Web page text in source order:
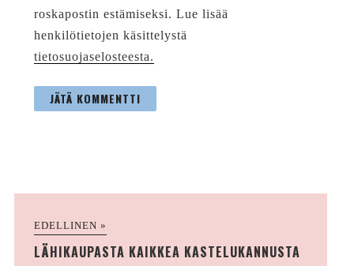
roskapostin estämiseksi. Lue lisää
henkilötietojen käsittelystä
tietosuojaselosteesta.
EDELLINEN »
LÄHIKAUPASTA KAIKKEA KASTELUKANNUSTA